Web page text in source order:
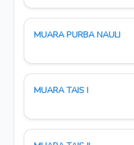
MUARA PURBA NAULI
MUARA TAIS I